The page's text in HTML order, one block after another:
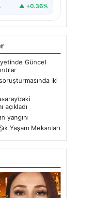
▲ +0.36%
Güncel
iki
açıkladı
yangını
Yaşam Mekanları